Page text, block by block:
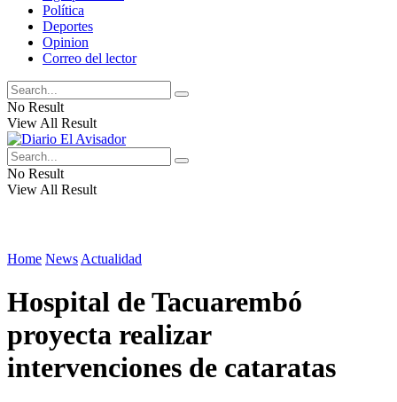
Política
Deportes
Opinion
Correo del lector
No Result
View All Result
No Result
View All Result
Home News Actualidad
Hospital de Tacuarembó
proyecta realizar
intervenciones de cataratas